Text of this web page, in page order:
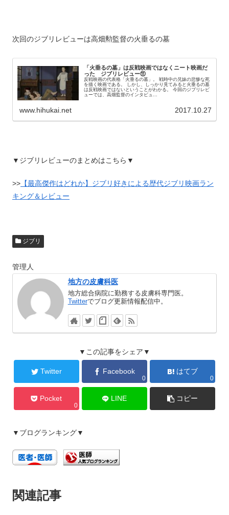
次回のジブリレビューは高畑勲監督の火垂るの墓
「火垂るの墓」は反戦映画ではなくニート映画だ
った ジブリレビュー⑪
反戦映画の代表格「火垂るの墓」。 戦時中の兄妹の悲惨な死
を描く映画である。 しかし、しっかり見てみると火垂るの墓
は反戦映画ではないということがわかる。 今回のジブリレビ
ューでは、高畑監督のインタビュ...
www.hihukai.net 2017.10.27
▼ジブリレビューのまとめはこちら▼
>> 【最高傑作はどれか】ジブリ好きによる歴代ジブリ映画ラン
キング＆レビュー
ジブリ
管理人
地方の皮膚科医
地方総合病院に勤務する皮膚科専門医。
Twitterでブログ更新情報配信中。
▼この記事をシェア▼
Twitter Facebook
0
はてブ
0
Pocket
0
LINE コピー
▼ブログランキング▼
関連記事